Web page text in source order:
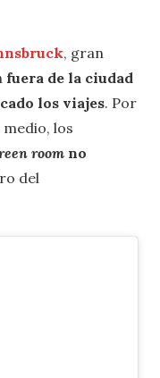
, gran
fuera de la ciudad
los viajes. Por
medio, los
room no
del